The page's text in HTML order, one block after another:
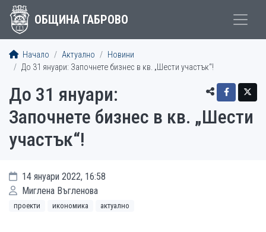
ОБЩИНА ГАБРОВО
Начало Актуално
Новини
До 31 януари: Започнете бизнес в кв. „Шести участък“!
До 31 януари:
Започнете бизнес в кв. „Шести
участък“!
14 януари 2022, 16:58
Миглена Въгленова
проекти икономика актуално